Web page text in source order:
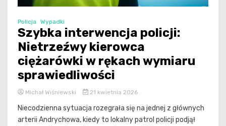
Policja Wypadki
Szybka interwencja policji:
Nietrzeźwy kierowca
ciężarówki w rękach wymiaru
sprawiedliwości
Michał Wiśniewski 21 kwietnia 2026
Niecodzienna sytuacja rozegrała się na jednej z głównych
arterii Andrychowa, kiedy to lokalny patrol policji podjął